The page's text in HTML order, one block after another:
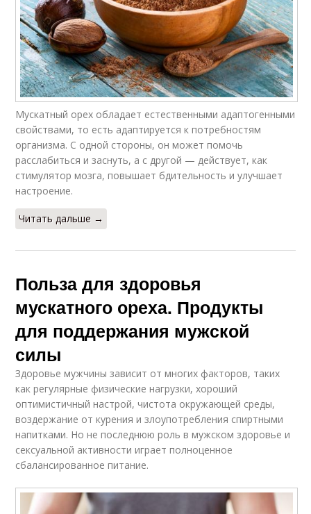
Мускатный орех обладает естественными адаптогенными
свойствами, то есть адаптируется к потребностям
организма. С одной стороны, он может помочь
расслабиться и заснуть, а с другой — действует, как
стимулятор мозга, повышает бдительность и улучшает
настроение.
Читать дальше →
Польза для здоровья
мускатного ореха. Продукты
для поддержания мужской
силы
Здоровье мужчины зависит от многих факторов, таких
как регулярные физические нагрузки, хороший
оптимистичный настрой, чистота окружающей среды,
воздержание от курения и злоупотребления спиртными
напитками. Но не последнюю роль в мужском здоровье и
сексуальной активности играет полноценное
сбалансированное питание.